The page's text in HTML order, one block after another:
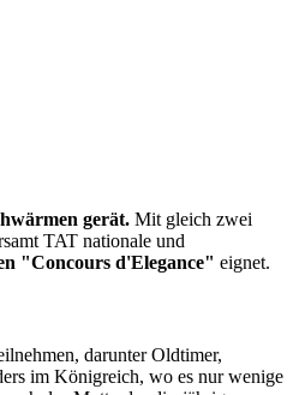
gerät. Mit gleich zwei
TAT nationale und
"Concours d'Elegance" eignet.
darunter Oldtimer,
im Königreich, wo es nur wenige